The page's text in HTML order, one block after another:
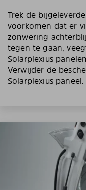
Trek de
voorkomen dat er
zonwering
tegen te gaan,
Solarplexius
Verwijder de
Solarplexius paneel.